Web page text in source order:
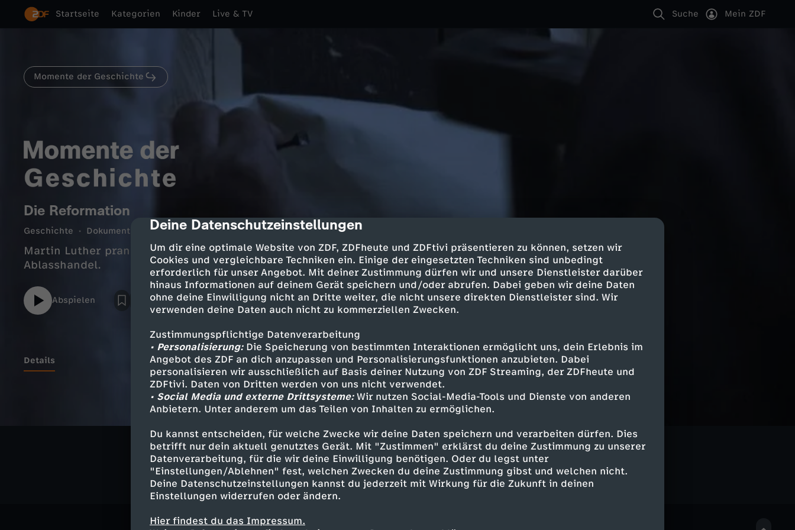
cmp-dialog-description
Deine Datenschutzeinstellungen
Um dir eine optimale Website von ZDF, ZDFheute und ZDFtivi präsentieren zu können, setzen wir
Cookies und vergleichbare Techniken ein. Einige der eingesetzten Techniken sind unbedingt
erforderlich für unser Angebot. Mit deiner Zustimmung dürfen wir und unsere Dienstleister darüber
hinaus Informationen auf deinem Gerät speichern und/oder abrufen. Dabei geben wir deine Daten
ohne deine Einwilligung nicht an Dritte weiter, die nicht unsere direkten Dienstleister sind. Wir
verwenden deine Daten auch nicht zu kommerziellen Zwecken.
Zustimmungspflichtige Datenverarbeitung
• Personalisierung:Die Speicherung von bestimmten Interaktionen ermöglicht uns, dein Erlebnis im
Angebot des ZDF an dich anzupassen und Personalisierungsfunktionen anzubieten. Dabei
personalisieren wir ausschließlich auf Basis deiner Nutzung von ZDF Streaming, der ZDFheute und
ZDFtivi. Daten von Dritten werden von uns nicht verwendet.
• Social Media und externe Drittsysteme:Wir nutzen Social-Media-Tools und Dienste von anderen
Anbietern. Unter anderem um das Teilen von Inhalten zu ermöglichen.
Du kannst entscheiden, für welche Zwecke wir deine Daten speichern und verarbeiten dürfen. Dies
betrifft nur dein aktuell genutztes Gerät. Mit "Zustimmen" erklärst du deine Zustimmung zu unserer
Datenverarbeitung, für die wir deine Einwilligung benötigen. Oder du legst unter
"Einstellungen/Ablehnen" fest, welchen Zwecken du deine Zustimmung gibst und welchen nicht.
Deine Datenschutzeinstellungen kannst du jederzeit mit Wirkung für die Zukunft in deinen
Einstellungen widerrufen oder ändern.
Hier findest du das Impressum.
Startseite Kategorien Kinder Live & TV Suche Mein ZDF
Momente der Geschichte
Die Reformation
Geschichte Dokumentation informativ 7 Min. 01.01.2016 ZDF
Martin Luther prangert Missstände in der Kirche an – vor allem den
Ablasshandel.
Abspielen
Details
Ähnliche Inhalte entdecken
Geschichte Dokumentation informativ Momente der Geschichte